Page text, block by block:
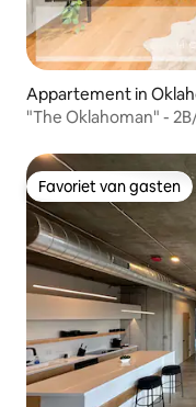
Appartement in
"The Oklahoman" -
Favoriet van gasten
Favoriet van gasten